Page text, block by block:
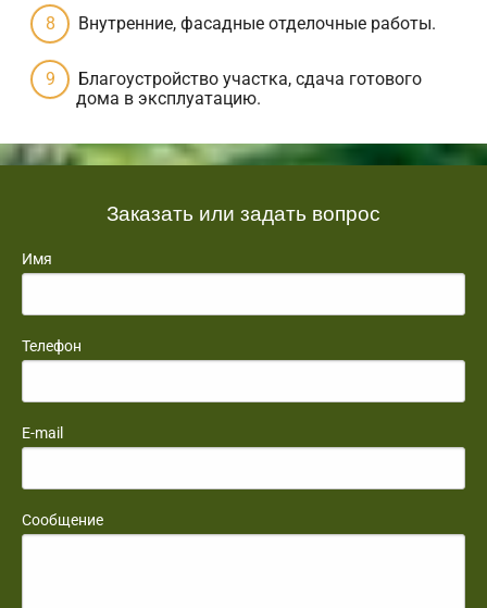
Внутренние, фасадные отделочные работы.
Благоустройство участка, сдача готового
дома в эксплуатацию.
Заказать или задать вопрос
Имя
Телефон
E-mail
Сообщение